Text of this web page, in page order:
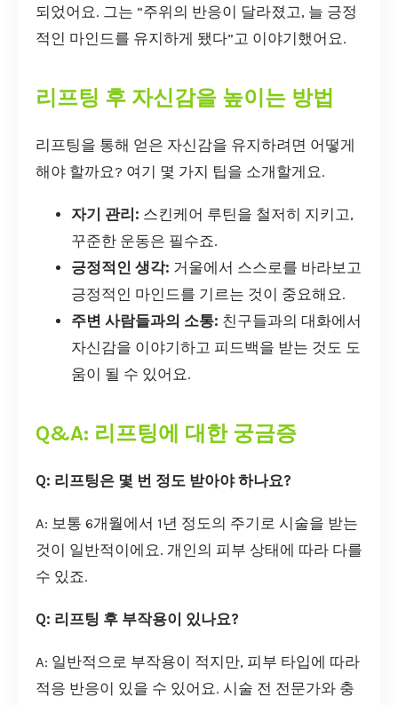
되었어요. 그는 “주위의 반응이 달라졌고, 늘 긍정
적인 마인드를 유지하게 됐다”고 이야기했어요.
리프팅 후 자신감을 높이는 방법
리프팅을 통해 얻은 자신감을 유지하려면 어떻게
해야 할까요? 여기 몇 가지 팁을 소개할게요.
자기 관리: 스킨케어 루틴을 철저히 지키고,
꾸준한 운동은 필수죠.
긍정적인 생각: 거울에서 스스로를 바라보고
긍정적인 마인드를 기르는 것이 중요해요.
주변 사람들과의 소통: 친구들과의 대화에서
자신감을 이야기하고 피드백을 받는 것도 도
움이 될 수 있어요.
Q&A: 리프팅에 대한 궁금증
Q: 리프팅은 몇 번 정도 받아야 하나요?
A: 보통 6개월에서 1년 정도의 주기로 시술을 받는
것이 일반적이에요. 개인의 피부 상태에 따라 다를
수 있죠.
Q: 리프팅 후 부작용이 있나요?
A: 일반적으로 부작용이 적지만, 피부 타입에 따라
적응 반응이 있을 수 있어요. 시술 전 전문가와 충